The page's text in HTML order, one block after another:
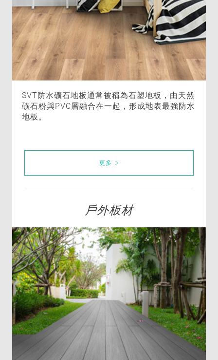
SVT防水礦石地板通常被稱為石塑地板，由天然
礦石粉與PVC層融合在一起，形成地表最強防水
地板。
更多
戶外板材